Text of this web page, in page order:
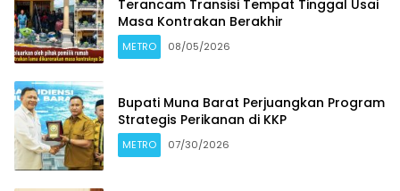
Terancam Transisi Tempat Tinggal Usai
Masa Kontrakan Berakhir
METRO 08/05/2026
Bupati Muna Barat Perjuangkan Program
Strategis Perikanan di KKP
METRO 07/30/2026